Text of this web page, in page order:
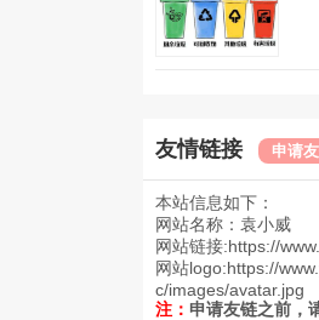
友情链接 申请
本站信息如下：
网站名称： 袁小威
网站链接:https://
网站logo:https://
c/images/avatar.jpg
注： 申请友链之前，